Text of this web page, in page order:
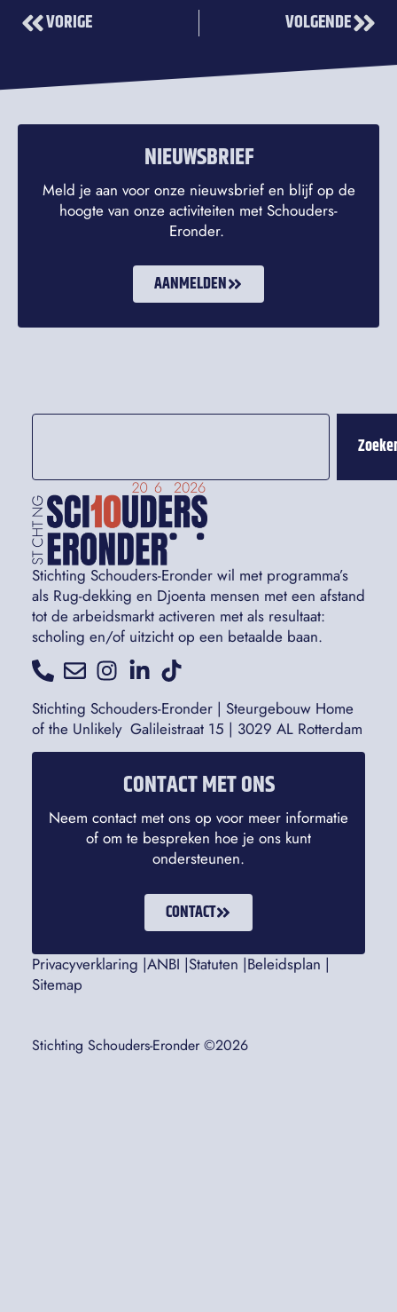
VORIGE VOLGENDE
NIEUWSBRIEF
Meld je aan voor onze nieuwsbrief en blijf op de
hoogte van onze activiteiten met Schouders-
Eronder.
AANMELDEN
Stichting Schouders-Eronder wil met programma’s
als Rug-dekking en Djoenta mensen met een afstand
tot de arbeidsmarkt activeren met als resultaat:
scholing en/of uitzicht op een betaalde baan.
Stichting Schouders-Eronder | Steurgebouw Home
of the Unlikely Galileistraat 15 | 3029 AL Rotterdam
CONTACT MET ONS
Neem contact met ons op voor meer informatie
of om te bespreken hoe je ons kunt
ondersteunen.
CONTACT
Privacyverklaring |ANBI |Statuten |Beleidsplan |
Sitemap
Stichting Schouders-Eronder ©2026